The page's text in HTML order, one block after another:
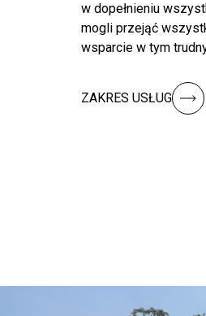
w dopełnieniu
mogli przejąć
wsparcie w tym
ZAKRES USŁUG